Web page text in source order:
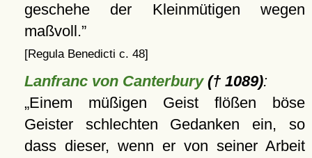
geschehe der Kleinmütigen wegen
maßvoll.
[Regula Benedicti c. 48]
Lanfranc von Canterbury(† 1089):
Einem müßigen Geist flößen böse
Geister schlechten Gedanken ein, so
dass dieser, wenn er von seiner Arbeit